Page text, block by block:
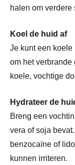
halen om verdere
Koel de huid af
Je kunt een koele
om het verbrande
koele, vochtige
Hydrateer de
Breng een
vera of soja
benzocaïne of
kunnen irriteren.